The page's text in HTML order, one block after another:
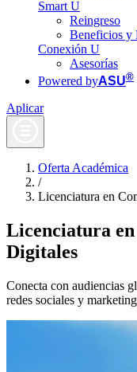
Smart U
Reingreso
Beneficios y
Conexión U
Asesorías
Powered byASU®
Aplicar
Oferta Académica
/
Licenciatura en
Licenciatura
Digitales
Conecta con audiencias
redes sociales y